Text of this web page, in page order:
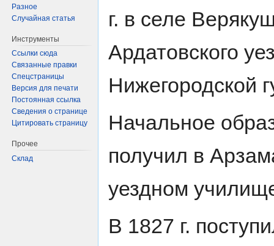
г. в селе
Ардатовского
Нижегородской
Начальное
получил в
уездном
В 1827 г.
Разное
Случайная статья
Инструменты
Ссылки сюда
Связанные правки
Спецстраницы
Версия для печати
Постоянная ссылка
Сведения о странице
Цитировать страницу
Прочее
Склад